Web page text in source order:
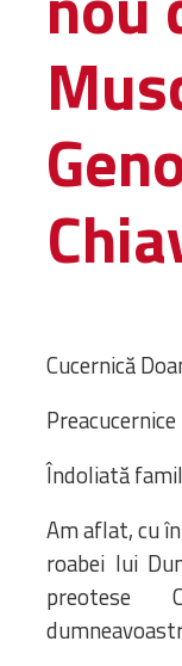
CONTATTI
Cucernică
Îndoliată
Am aflat, cu
roabei lui
preotese